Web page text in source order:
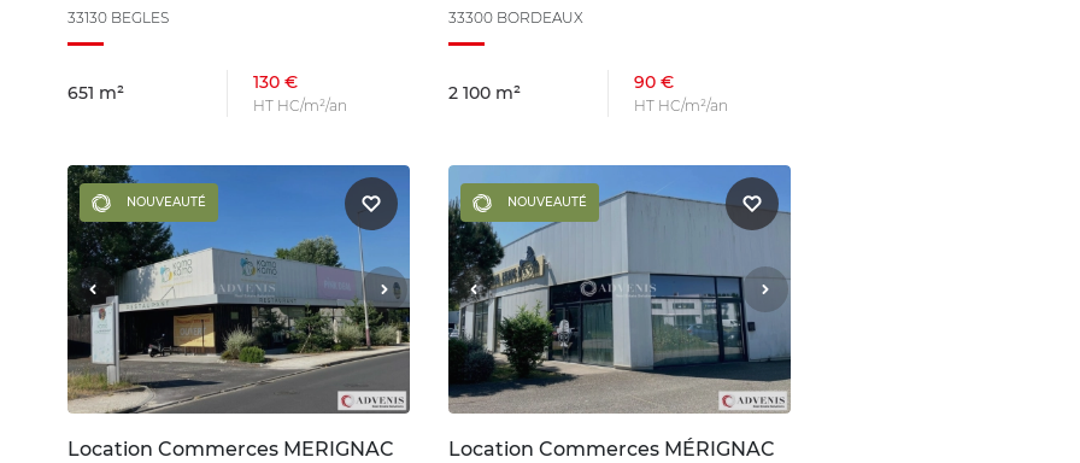
33130 BEGLES
651 m² 130 €
HT HC/m²/an
33300 BORDEAUX
2 100 m² 90 €
HT HC/m²/an
NOUVEAUTÉ
Location Commerces MERIGNAC
NOUVEAUTÉ
Location Commerces MÉRIGNAC